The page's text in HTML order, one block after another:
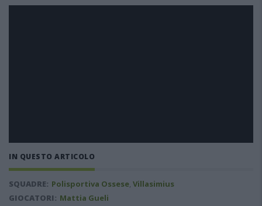
IN QUESTO ARTICOLO
SQUADRE: Polisportiva Ossese, Villasimius
GIOCATORI: Mattia Gueli